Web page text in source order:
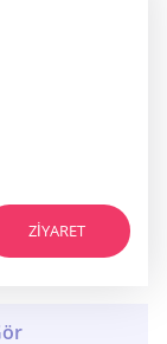
ZIYARET